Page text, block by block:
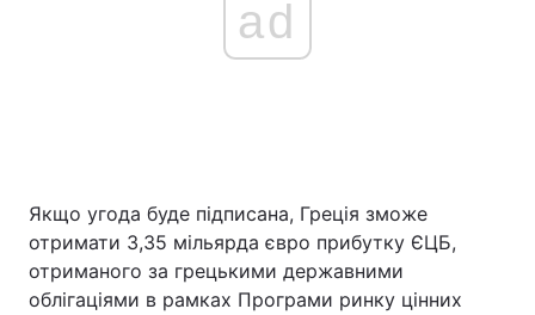
ad
Якщо угода буде підписана, Греція зможе
отримати 3,35 мільярда євро прибутку ЄЦБ,
отриманого за грецькими державними
облігаціями в рамках Програми ринку цінних